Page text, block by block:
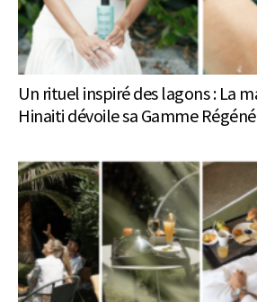
Un rituel inspiré des lagons : La
Hinaiti dévoile sa Gamme